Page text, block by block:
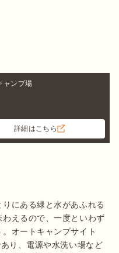
ャンプ場
詳細はこちら
りにある緑と水があふれる
えるので、一度といわず
オートキャンプサイト
り、電源や水洗い場など